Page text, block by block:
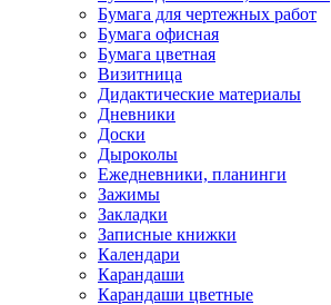
Бумага для чертежных работ
Бумага офисная
Бумага цветная
Визитница
Дидактические материалы
Дневники
Доски
Дыроколы
Ежедневники, планинги
Зажимы
Закладки
Записные книжки
Календари
Карандаши
Карандаши цветные